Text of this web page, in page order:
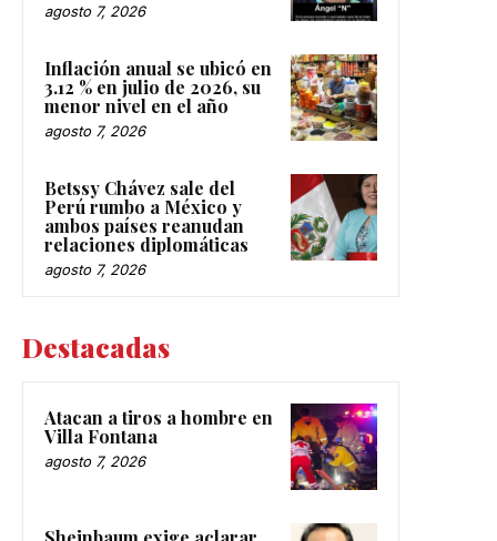
agosto 7, 2026
Inflación anual se ubicó en
3.12 % en julio de 2026, su
menor nivel en el año
agosto 7, 2026
Betssy Chávez sale del
Perú rumbo a México y
ambos países reanudan
relaciones diplomáticas
agosto 7, 2026
Destacadas
Atacan a tiros a hombre en
Villa Fontana
agosto 7, 2026